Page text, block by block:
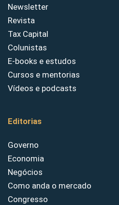
Newsletter
Revista
Tax Capital
Colunistas
E-books e estudos
Cursos e mentorias
Vídeos e podcasts
Editorias
Governo
Economia
Negócios
Como anda o mercado
Congresso